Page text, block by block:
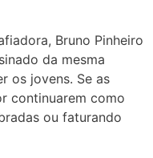
Bruno Pinheiro
da mesma
os jovens. Se as
continuarem como
ou faturando